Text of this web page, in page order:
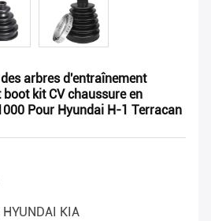
arbres d'entraînement
kit CV chaussure en
Pour Hyundai H-1 Terracan
HYUNDAI KIA